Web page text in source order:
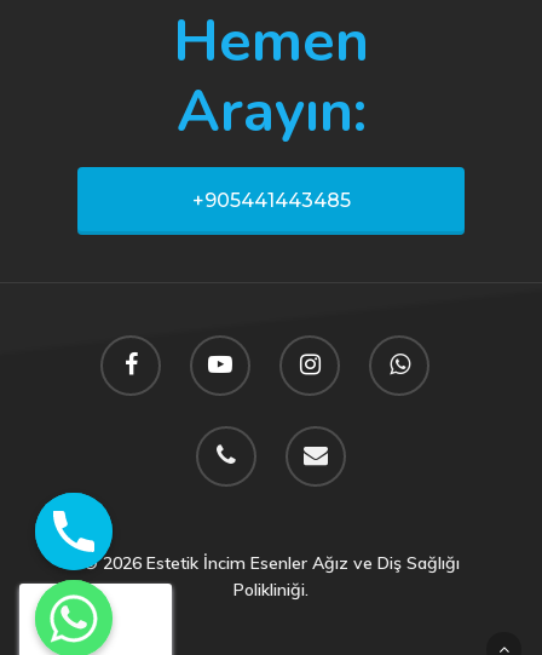
Hemen
Arayın:
+905441443485
© 2026 Estetik İncim Esenler Ağız ve Diş Sağlığı
Polikliniği.